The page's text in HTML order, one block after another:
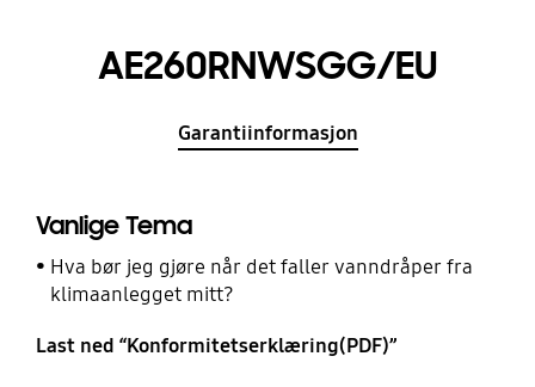
AE260RNWSGG/EU
Garantiinformasjon
Vanlige Tema
Hva bør jeg gjøre når det faller vanndråper fra
klimaanlegget mitt?
Last ned “Konformitetserklæring(PDF)”